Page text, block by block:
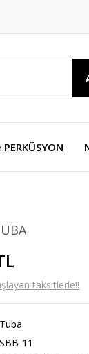
taksitlerle!!
Tuba
SBB-11